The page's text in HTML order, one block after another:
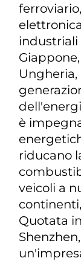
industriali
Ungheria,
è
riducano
veicoli a
Quotata